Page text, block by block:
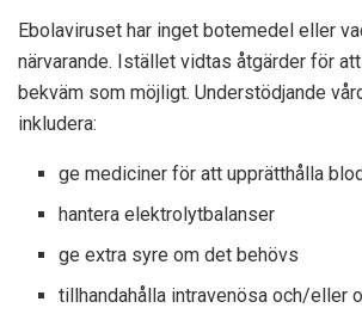
Ebolaviruset har inget botemedel eller
närvarande. Istället vidtas åtgärder för
bekväm som möjligt. Understödjande
inkludera:
ge mediciner för att upprätthålla
hantera elektrolytbalanser
ge extra syre om det behövs
tillhandahålla intravenösa och/eller